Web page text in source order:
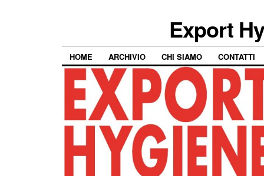
Export
HOME ARCHIVIO CHI SIAMO CONTATTI